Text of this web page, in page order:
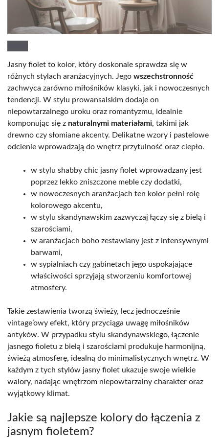
Jasny fiolet to kolor, który doskonale sprawdza się w
różnych stylach aranżacyjnych. Jego wszechstronność
zachwyca zarówno miłośników klasyki, jak i nowoczesnych
tendencji. W stylu prowansalskim dodaje on
niepowtarzalnego uroku oraz romantyzmu, idealnie
komponując się z naturalnymi materiałami, takimi jak
drewno czy słomiane akcenty. Delikatne wzory i pastelowe
odcienie wprowadzają do wnętrz przytulność oraz ciepło.
w stylu shabby chic jasny fiolet wprowadzany jest
poprzez lekko zniszczone meble czy dodatki,
w nowoczesnych aranżacjach ten kolor pełni rolę
kolorowego akcentu,
w stylu skandynawskim zazwyczaj łączy się z bielą i
szarościami,
w aranżacjach boho zestawiany jest z intensywnymi
barwami,
w sypialniach czy gabinetach jego uspokajające
właściwości sprzyjają stworzeniu komfortowej
atmosfery.
Takie zestawienia tworzą świeży, lecz jednocześnie
vintage’owy efekt, który przyciąga uwagę miłośników
antyków. W przypadku stylu skandynawskiego, łączenie
jasnego fioletu z bielą i szarościami produkuje harmonijną,
świeżą atmosferę, idealną do minimalistycznych wnętrz. W
każdym z tych stylów jasny fiolet ukazuje swoje wielkie
walory, nadając wnętrzom niepowtarzalny charakter oraz
wyjątkowy klimat.
Jakie są najlepsze kolory do łączenia z
jasnym fioletem?